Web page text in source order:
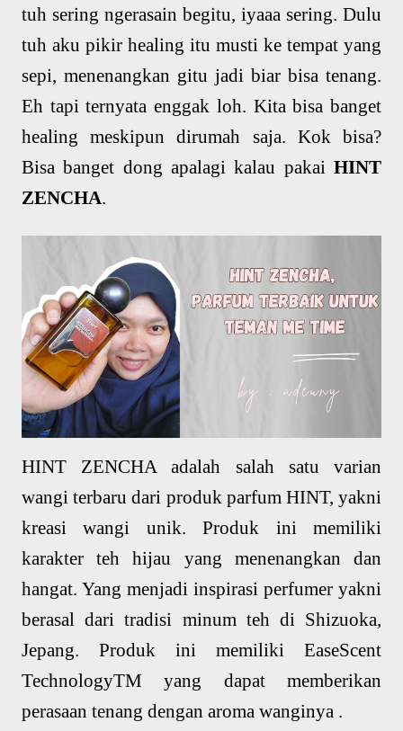
tuh sering ngerasain begitu, iyaaa sering. Dulu
tuh aku pikir healing itu musti ke tempat yang
sepi, menenangkan gitu jadi biar bisa tenang.
Eh tapi ternyata enggak loh. Kita bisa banget
healing meskipun dirumah saja. Kok bisa?
Bisa banget dong apalagi kalau pakai HINT
ZENCHA.
HINT ZENCHA adalah salah satu varian
wangi terbaru dari produk parfum HINT, yakni
kreasi wangi unik. Produk ini memiliki
karakter teh hijau yang menenangkan dan
hangat. Yang menjadi inspirasi perfumer yakni
berasal dari tradisi minum teh di Shizuoka,
Jepang. Produk ini memiliki EaseScent
TechnologyTM yang dapat memberikan
perasaan tenang dengan aroma wanginya .